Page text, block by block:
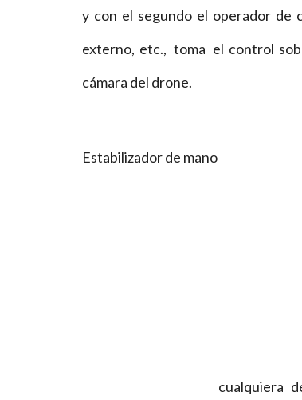
y con el segundo el operador de
externo, etc., toma el control
cámara del drone.
Estabilizador de mano
cualquiera de las 3